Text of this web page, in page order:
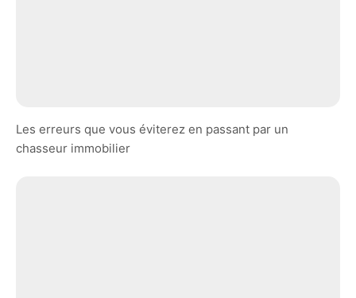
Les erreurs que vous éviterez en passant par un
chasseur immobilier